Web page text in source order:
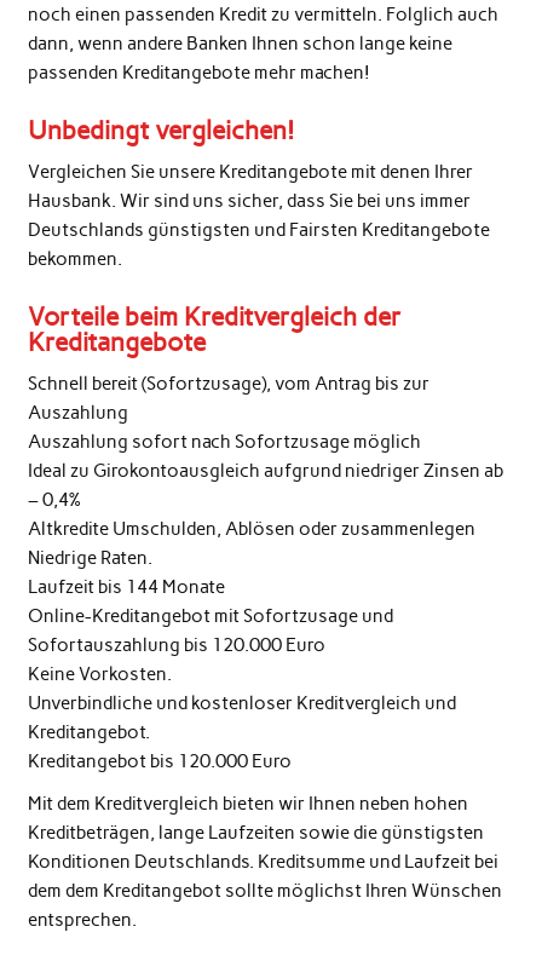
noch einen passenden Kredit zu vermitteln. Folglich auch
dann, wenn andere Banken Ihnen schon lange keine
passenden Kreditangebote mehr machen!
Unbedingt vergleichen!
Vergleichen Sie unsere Kreditangebote mit denen Ihrer
Hausbank. Wir sind uns sicher, dass Sie bei uns immer
Deutschlands günstigsten und Fairsten Kreditangebote
bekommen.
Vorteile beim Kreditvergleich der
Kreditangebote
Schnell bereit (Sofortzusage), vom Antrag bis zur
Auszahlung
Auszahlung sofort nach Sofortzusage möglich
Ideal zu Girokontoausgleich aufgrund niedriger Zinsen ab
– 0,4%
Altkredite Umschulden, Ablösen oder zusammenlegen
Niedrige Raten.
Laufzeit bis 144 Monate
Online-Kreditangebot mit Sofortzusage und
Sofortauszahlung bis 120.000 Euro
Keine Vorkosten.
Unverbindliche und kostenloser Kreditvergleich und
Kreditangebot.
Kreditangebot bis 120.000 Euro
Mit dem Kreditvergleich bieten wir Ihnen neben hohen
Kreditbeträgen, lange Laufzeiten sowie die günstigsten
Konditionen Deutschlands. Kreditsumme und Laufzeit bei
dem dem Kreditangebot sollte möglichst Ihren Wünschen
entsprechen.